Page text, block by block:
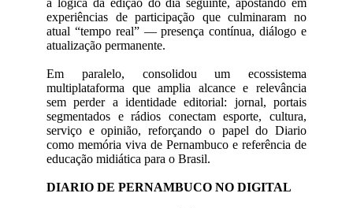
a lógica da edição do dia seguinte, apostando em
experiências de participação que culminaram no
atual “tempo real” — presença contínua, diálogo e
atualização permanente.
Em paralelo, consolidou um ecossistema
multiplataforma que amplia alcance e relevância
sem perder a identidade editorial: jornal, portais
segmentados e rádios conectam esporte, cultura,
serviço e opinião, reforçando o papel do Diario
como memória viva de Pernambuco e referência de
educação midiática para o Brasil.
DIARIO DE PERNAMBUCO NO DIGITAL